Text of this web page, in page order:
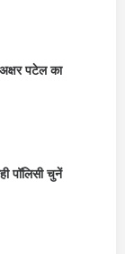
पटेल का
पॉलिसी चुनें